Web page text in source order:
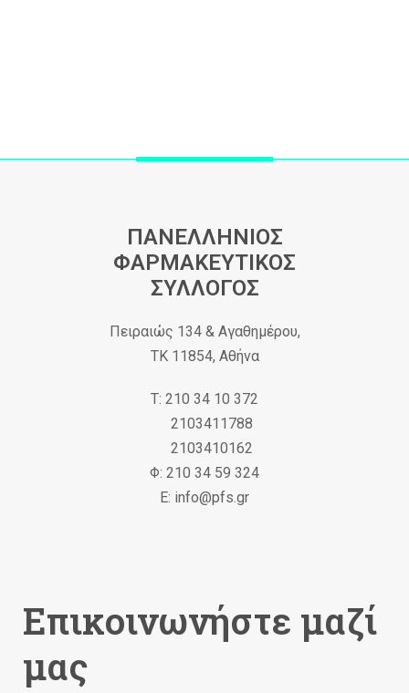
ΠΑΝΕΛΛΗΝΙΟΣ
ΦΑΡΜΑΚΕΥΤΙΚΟΣ
ΣΥΛΛΟΓΟΣ
Πειραιώς 134 & Αγαθημέρου,
ΤΚ 11854, Αθήνα
Τ: 210 34 10 372
2103411788
2103410162
Φ: 210 34 59 324
Ε: info@pfs.gr
Επικοινωνήστε μαζί
μας